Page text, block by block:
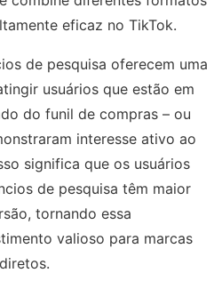
eficaz no TikTok.
de pesquisa oferecem uma
usuários que estão em
do funil de compras – ou
interesse ativo ao
significa que os usuários
de pesquisa têm maior
tornando essa
valioso para marcas